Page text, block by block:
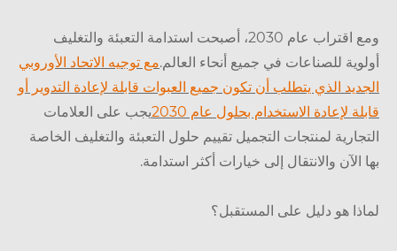
ومع اقتراب عام 2030، أصبحت استدامة التعبئة والتغليف
للصناعات في جميع أنحاء العالم. مع توجيه الاتحاد الأوروبي
الذي يتطلب أن تكون جميع العبوات قابلة لإعادة التدوير أو
لإعادة الاستخدام بحلول عام 2030
يجب على العلامات
لمنتجات التجميل تقييم حلول التعبئة والتغليف الخاصة
الآن والانتقال إلى خيارات أكثر استدامة.
هو دليل على المستقبل؟